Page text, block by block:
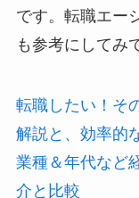
です。転職エー
も参考にしてみ
転職したい！そ
解説と、効率的
業種＆年代など
介と比較